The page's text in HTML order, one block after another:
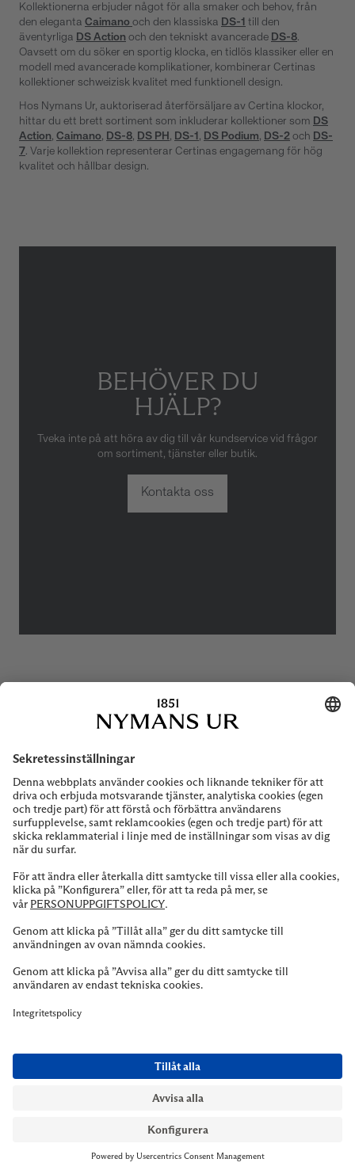
Kollektionerna erbjuder något för alla smaker och behov, från
den eleganta Caimano och den klassiska DS-1 till den
äventyrliga DS Action och den tekniskt avancerade DS-8.
Oavsett om du söker en sportig klocka, en tidlös klassiker eller en
modell med avancerade komplikationer, kombinerar Certinas
kollektioner schweizisk kvalitet med funktionell design.
Hos Nymans Ur, auktoriserad återförsäljare av Certina klockor,
hittar du ett brett sortiment som inkluderar kollektioner som DS
Action, Caimano, DS-8, DS PH , DS-1 , DS Podium, DS-2 och DS-
7. Varje kollektion representerar Certinas engagemang för hög
kvalitet och hållbar design.
BEHÖVER DU
HJÄLP?
Tveka inte på att höra av dig till vår kundservice vid frågor
om sortiment, tjänster eller butik.
Kontakta oss
SERVICEVERKSTAD
NYMANS UR STOCKHOLM